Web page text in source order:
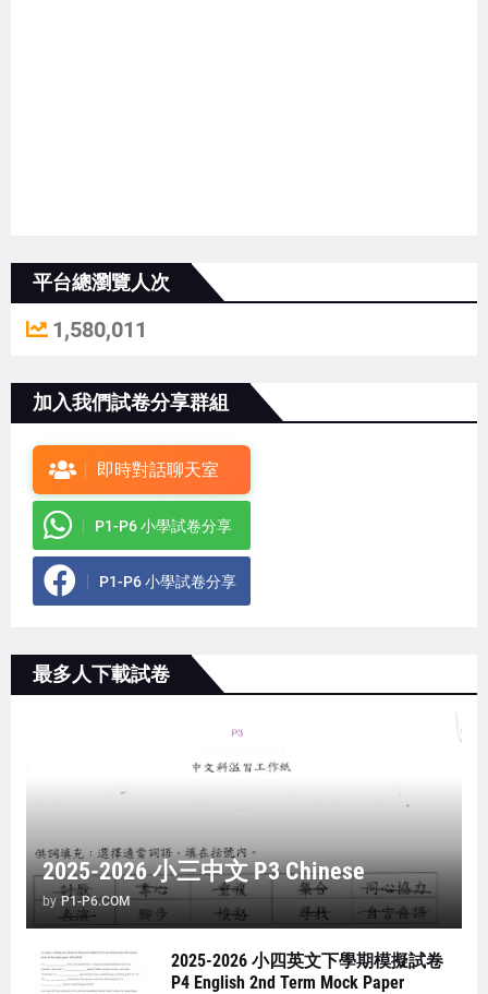
平台總瀏覽人次
1,580,011
加入我們試卷分享群組
即時對話聊天室
P1-P6 小學試卷分享
P1-P6 小學試卷分享
最多人下載試卷
2025-2026 小三中文 P3 Chinese
by P1-P6.COM
2025-2026 小四英文下學期模擬試卷
P4 English 2nd Term Mock Paper